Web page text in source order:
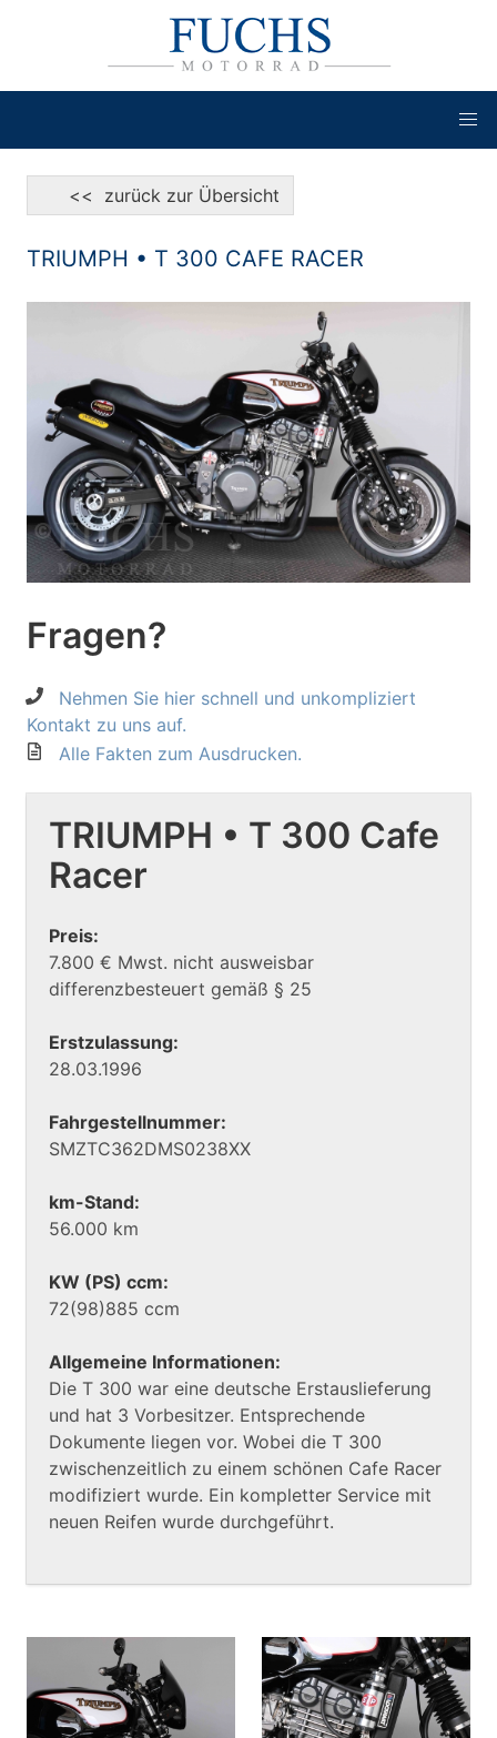
<< zurück zur Übersicht
TRIUMPH • T 300 CAFE RACER
Fragen?
Nehmen Sie hier schnell und unkompliziert
Kontakt zu uns auf.
Alle Fakten zum Ausdrucken.
TRIUMPH • T 300 Cafe
Racer
Preis:
7.800 € Mwst. nicht ausweisbar
differenzbesteuert gemäß § 25
Erstzulassung:
28.03.1996
Fahrgestellnummer:
SMZTC362DMS0238XX
km-Stand:
56.000 km
KW (PS) ccm:
72(98)885 ccm
Allgemeine Informationen:
Die T 300 war eine deutsche Erstauslieferung
und hat 3 Vorbesitzer. Entsprechende
Dokumente liegen vor. Wobei die T 300
zwischenzeitlich zu einem schönen Cafe Racer
modifiziert wurde. Ein kompletter Service mit
neuen Reifen wurde durchgeführt.